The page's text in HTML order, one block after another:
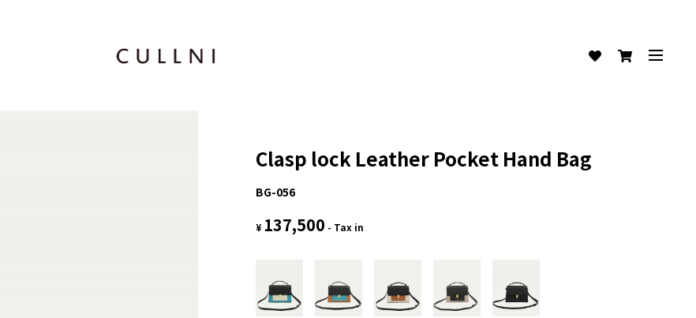
Clasp lock Leather Pocket Hand Bag
BG-056
¥ 137,500 - Tax in